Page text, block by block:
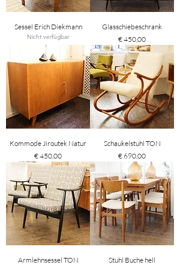
Sessel Erich Diekmann
Nicht verfügbar
Glasschiebeschrank
Preis
€ 450,00
Kommode Jiroutek Natur
Preis
€ 450,00
Schaukelstuhl TON
Preis
€ 690,00
Armlehnsessel TON
Stuhl Buche hell